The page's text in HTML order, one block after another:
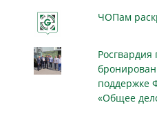
ЧОПам
Росгвардия
поддержке
«Общее